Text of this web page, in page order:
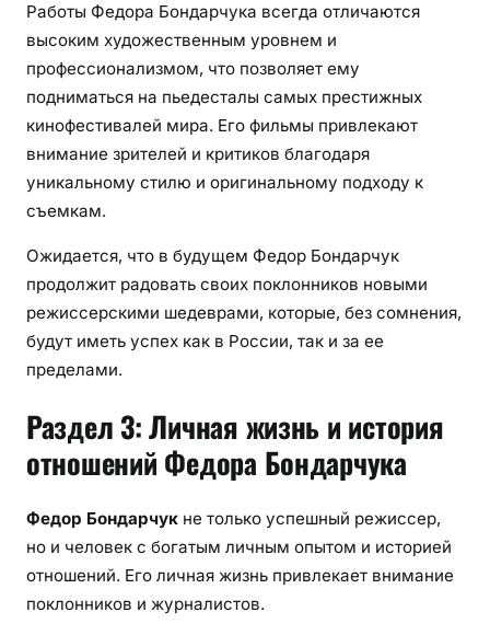
Работы Федора Бондарчука всегда отличаются
высоким художественным уровнем и
профессионализмом, что позволяет ему
подниматься на пьедесталы самых престижных
кинофестивалей мира. Его фильмы привлекают
внимание зрителей и критиков благодаря
уникальному стилю и оригинальному подходу к
съемкам.
Ожидается, что в будущем Федор Бондарчук
продолжит радовать своих поклонников новыми
режиссерскими шедеврами, которые, без сомнения,
будут иметь успех как в России, так и за ее
пределами.
Раздел 3: Личная жизнь и история
отношений Федора Бондарчука
Федор Бондарчук не только успешный режиссер,
но и человек с богатым личным опытом и историей
отношений. Его личная жизнь привлекает внимание
поклонников и журналистов.